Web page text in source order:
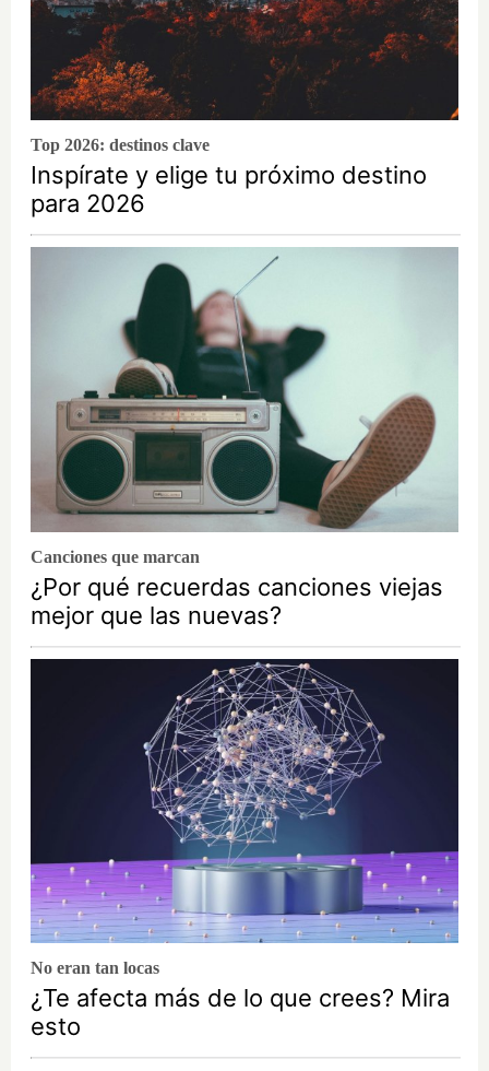
Top 2026: destinos clave
Inspírate y elige tu próximo destino
para 2026
Canciones que marcan
¿Por qué recuerdas canciones viejas
mejor que las nuevas?
No eran tan locas
¿Te afecta más de lo que crees? Mira
esto